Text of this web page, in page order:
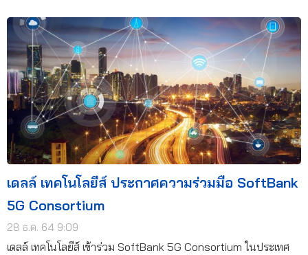
เดลล์ เทคโนโลยีส์ ประกาศความร่วมมือ SoftBank
5G Consortium
28 ธ.ค. 64 9:09
เดลล์ เทคโนโลยีส์ เข้าร่วม SoftBank 5G Consortium ในประเทศ